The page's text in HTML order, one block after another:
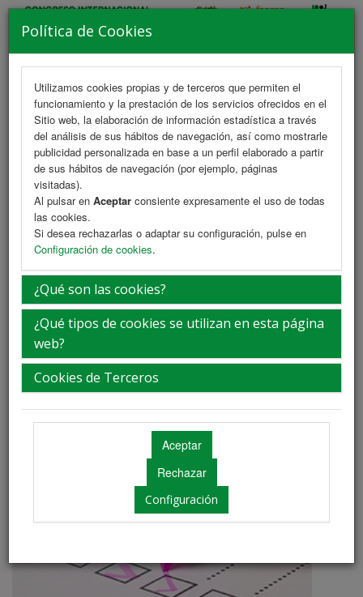
Política de Cookies
Utilizamos cookies propias y de terceros que permiten el
funcionamiento y la prestación de los servicios ofrecidos en el
Sitio web, la elaboración de información estadística a través
del análisis de sus hábitos de navegación, así como mostrarle
publicidad personalizada en base a un perfil elaborado a partir
de sus hábitos de navegación (por ejemplo, páginas
visitadas).
Al pulsar en Aceptar consiente expresamente el uso de todas
las cookies.
Si desea rechazarlas o adaptar su configuración, pulse en
Configuración de cookies.
¿Qué son las cookies?
¿Qué tipos de cookies se utilizan en esta página
web?
Cookies de Terceros
Configuración
MENU
Presentación
Con entusiasmo y compromiso os damos la bienvenida al XIV
Congreso Internacional de Enfermería Familiar y Comunitaria FAECAP,
I Congreso de SEFyCEx y XI Encuentro de Tutores, que se celebrará
los días 7, 8 y 9 de abril de 2027 en la histórica ciudad de Mérida. Esta
edición adquiere un significado especial, no solo por su enclave
emblemático, sino también por el momento que atraviesa nuestra
especialidad. ...
Leer más
Información